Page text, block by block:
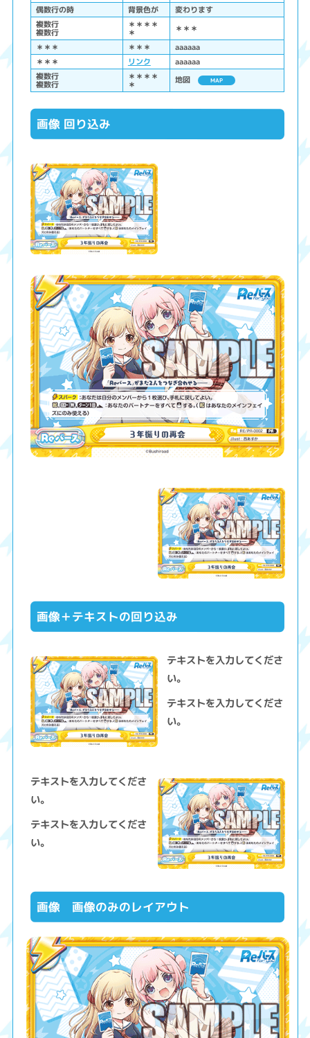
偶数行の時 背景色が
変わります
複数行
複数行
＊＊＊＊
＊
＊＊＊
＊＊＊
＊＊＊
aaaaaa
＊＊＊
リンク
aaaaaa
複数行
複数行
＊＊＊＊
＊
地図 MAP
画像 回り込み
画像＋テキストの回り込み
テキストを入力してくださ
い。
テキストを入力してくださ
い。
テキストを入力してくださ
い。
テキストを入力してくださ
い。
画像 画像のみのレイアウト